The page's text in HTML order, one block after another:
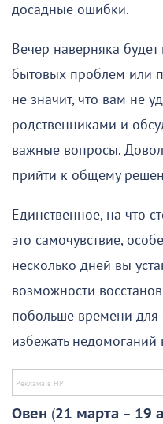
досадные ошибки.
Вечер наверняка
бытовых проблем или
не значит, что вам не
родственниками и
важные вопросы.
прийти к общему
Единственное, на что
это самочувствие,
несколько дней вы
возможности
побольше времени для
избежать
Овен (21 марта – 19